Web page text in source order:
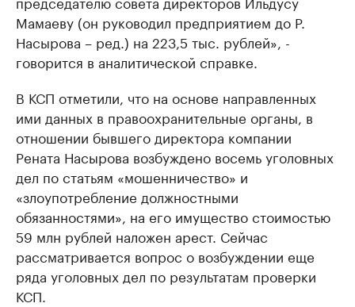
Мамаеву (он руководил предприятием до Р.
Насырова – ред.) на 223,5 тыс. рублей», -
говорится в аналитической справке.
В КСП отметили, что на основе направленных
ими данных в правоохранительные органы, в
отношении бывшего директора компании
Рената Насырова возбуждено восемь уголовных
дел по статьям «мошенничество» и
«злоупотребление должностными
обязанностями», на его имущество стоимостью
59 млн рублей наложен арест. Сейчас
рассматривается вопрос о возбуждении еще
ряда уголовных дел по результатам проверки
КСП.